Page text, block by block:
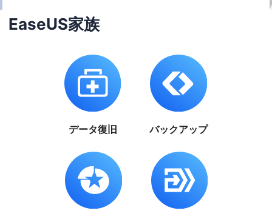
EaseUS家族
データ復旧 バックアップ